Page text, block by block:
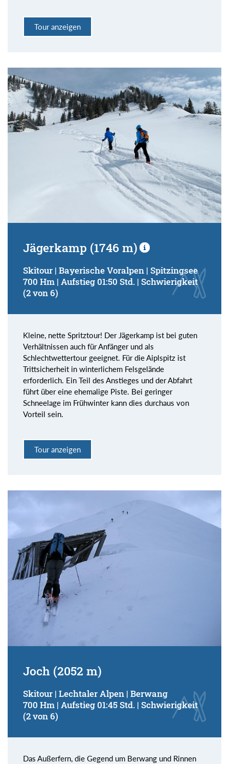
Tour anzeigen
Jägerkamp (1746 m)
Skitour | Bayerische Voralpen | Spitzingsee
700 Hm | Aufstieg 01:50 Std. | Schwierigkeit
(2 von 6)
Kleine, nette Spritztour! Der Jägerkamp ist bei guten
Verhältnissen auch für Anfänger und als
Schlechtwettertour geeignet. Für die Aiplspitz ist
Trittsicherheit in winterlichem Felsgelände
erforderlich. Ein Teil des Anstieges und der Abfahrt
führt über eine ehemalige Piste. Bei geringer
Schneelage im Frühwinter kann dies durchaus von
Vorteil sein.
Tour anzeigen
Joch (2052 m)
Skitour | Lechtaler Alpen | Berwang
700 Hm | Aufstieg 01:45 Std. | Schwierigkeit
(2 von 6)
Das Außerfern, die Gegend um Berwang und Rinnen